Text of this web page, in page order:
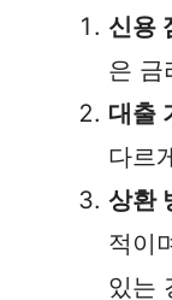
신용
은 금
대출
다르
상환
적이
있는